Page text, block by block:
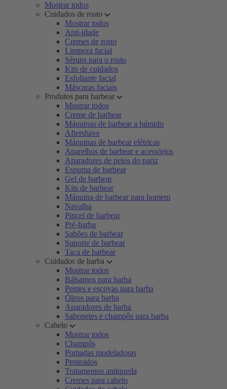
Mostrar todos
Cuidados de rosto
Mostrar todos
Anti-idade
Cremes de rosto
Limpeza facial
Séruns para o rosto
Kits de cuidados
Esfoliante facial
Máscaras faciais
Produtos para barbear
Mostrar todos
Creme de barbear
Máquinas de barbear a húmido
Aftershave
Máquinas de barbear elétricas
Aparelhos de barbear e acessórios
Aparadores de pelos do nariz
Espuma de barbear
Gel de barbear
Kits de barbear
Máquina de barbear para homem
Navalha
Pincel de barbear
Pré-barba
Sabões de barbear
Suporte de barbear
Taça de barbear
Cuidados de barba
Mostrar todos
Bálsamos para barba
Pentes e escovas para barba
Óleos para barba
Aparadores de barba
Sabonetes e champôs para barba
Cabelo
Mostrar todos
Champôs
Pomadas modeladoras
Penteados
Tratamentos antiqueda
Cremes para cabelo